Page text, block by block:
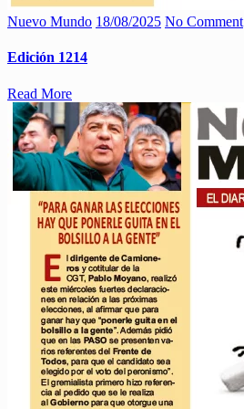
Nuevo Mundo 18/08/2025 No Comment
Edición 1214
Read More